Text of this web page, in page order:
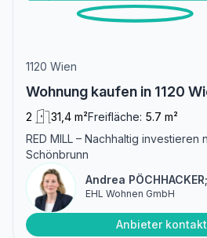
1120 Wien
Wohnung kaufen in 1120
2 31,4 m²Freifläche: 5.7 m²
RED MILL – Nachhaltig investieren
Schönbrunn
Andrea
EHL Wohnen GmbH
Anbieter